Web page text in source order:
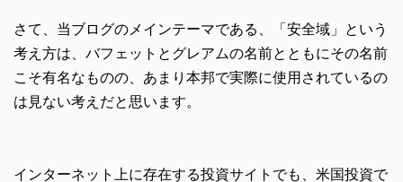
さて、当ブログのメインテーマである、「安全域」という
考え方は、バフェットとグレアムの名前とともにその名前
こそ有名なものの、あまり本邦で実際に使用されているの
は見ない考えだと思います。
インターネット上に存在する投資サイトでも、米国投資で